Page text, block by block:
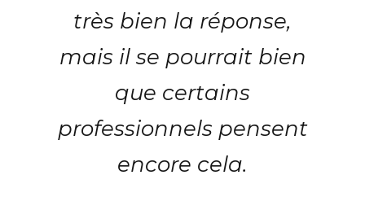
très bien la réponse,
mais il se pourrait bien
que certains
professionnels pensent
encore cela.